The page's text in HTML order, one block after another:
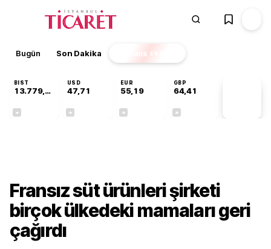
Bugün Son Dakika Finans EKSTRA
BIST
13.779,39
USD
47,71
EUR
55,19
GBP
64,41
Fransız süt ürünleri şirketi
birçok ülkedeki mamaları geri
çağırdı